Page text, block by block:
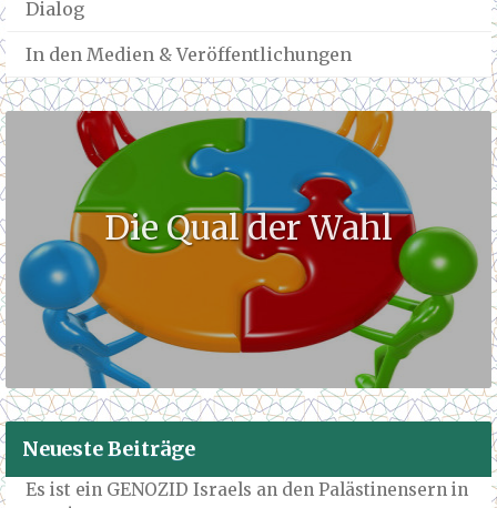
Dialog
In den Medien & Veröffentlichungen
Die Qual der Wahl
Neueste Beiträge
Es ist ein GENOZID Israels an den Palästinensern in